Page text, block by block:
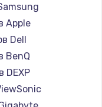
модуля
Apple
Dell
BenQ
DEXP